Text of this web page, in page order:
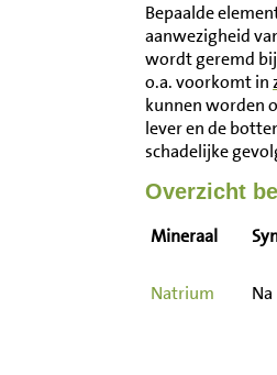
Bepaalde
aanwezigheid
wordt geremd
o.a. voorkomt in
kunnen worden
lever en de
schadelijke
Overzicht
Mineraal
Natrium Na